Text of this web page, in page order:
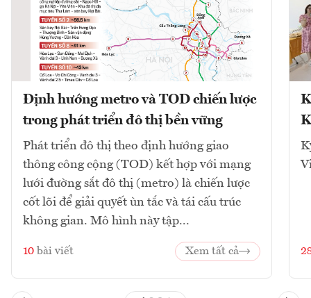
Định hướng metro và TOD chiến lược
trong phát triển đô thị bền vững
Phát triển đô thị theo định hướng giao
thông công cộng (TOD) kết hợp với mạng
lưới đường sắt đô thị (metro) là chiến lược
cốt lõi để giải quyết ùn tắc và tái cấu trúc
không gian. Mô hình này tập...
10 bài viết Xem tất cả